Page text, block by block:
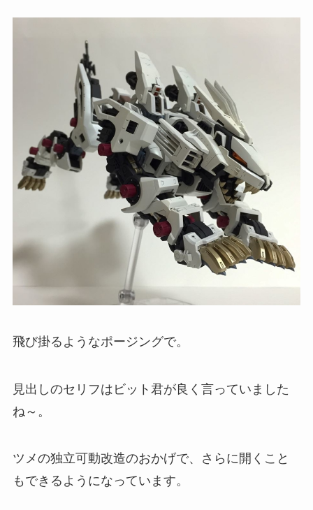
飛び掛るようなポージングで。
見出しのセリフはビット君が良く言っていました
ね～。
ツメの独立可動改造のおかげで、さらに開くこと
もできるようになっています。